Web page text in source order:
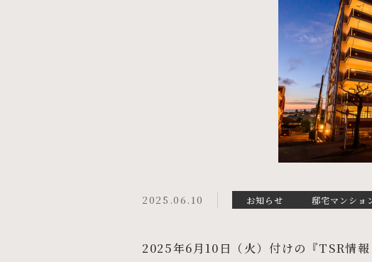
2025.06.10 お知らせ 邸宅マンショ
2025年6月10日（火）付けの『TSR情